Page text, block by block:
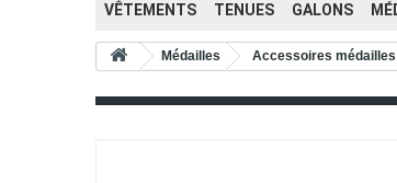
VÊTEMENTS TENUES GALONS
Médailles Accessoires